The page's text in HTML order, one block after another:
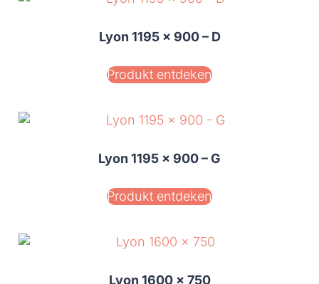
Lyon 1195 x 900 – D
Produkt entdeken
Lyon 1195 x 900 – G
Produkt entdeken
Lyon 1600 x 750